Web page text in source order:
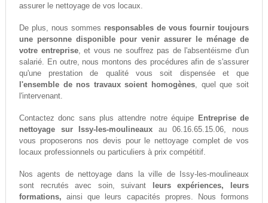
assurer le nettoyage de vos locaux.
De plus, nous sommes responsables de vous fournir toujours
une personne disponible pour venir assurer le ménage de
votre entreprise, et vous ne souffrez pas de l'absentéisme d'un
salarié. En outre, nous montons des procédures afin de s'assurer
qu'une prestation de qualité vous soit dispensée et que
l'ensemble de nos travaux soient homogènes, quel que soit
l'intervenant.
Contactez donc sans plus attendre notre équipe Entreprise de
nettoyage sur Issy-les-moulineaux au 06.16.65.15.06, nous
vous proposerons nos devis pour le nettoyage complet de vos
locaux professionnels ou particuliers à prix compétitif.
Nos agents de nettoyage dans la ville de Issy-les-moulineaux
sont recrutés avec soin, suivant
leurs expériences, leurs
formations, ainsi que leurs capacités propres. Nous formons